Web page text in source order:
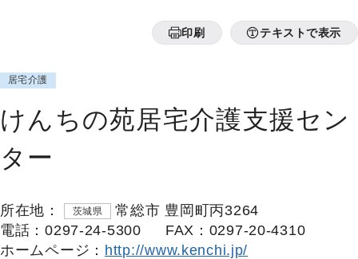
印刷 テキストで表示
居宅介護
けんちの苑居宅介護支援セン
ター
所在地： 茨城県
常総市 豊岡町丙3264
電話：0297-24-5300
FAX：0297-20-4310
ホームページ： http://www.kenchi.jp/